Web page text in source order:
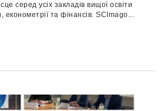
серед усіх закладів вищої освіти
економетрії та фінансів. SCImago...